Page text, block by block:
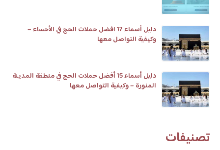
دليل أسماء 17 افضل حملات الحج في الأحساء –
وكيفية التواصل معها
دليل أسماء 15 أفضل حملات الحج في منطقة المدينة
المنورة – وكيفية التواصل معها
تصنيفات